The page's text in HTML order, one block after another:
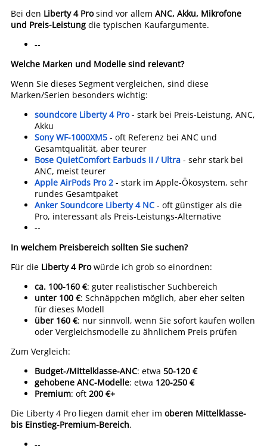
Bei den Liberty 4 Prosind vor allem ANC, Akku, Mikrofone
und Preis-Leistung die typischen Kaufargumente.
--
Welche Marken und Modelle sind relevant?
Wenn Sie dieses Segment vergleichen, sind diese
Marken/Serien besonders wichtig:
soundcore Liberty 4 Pro- stark bei Preis-Leistung, ANC,
Akku
Sony WF-1000XM5 - oft Referenz bei ANC und
Gesamtqualität, aber teurer
Bose QuietComfort Earbuds II / Ultra - sehr stark bei
ANC, meist teurer
Apple AirPods Pro 2 - stark im Apple-Ökosystem, sehr
rundes Gesamtpaket
Anker Soundcore Liberty 4 NC - oft günstiger als die
Pro, interessant als Preis-Leistungs-Alternative
--
In welchem Preisbereich sollten Sie suchen?
Für die Liberty 4 Prowürde ich grob so einordnen:
ca. 100-160 €: guter realistischer Suchbereich
unter 100 €: Schnäppchen möglich, aber eher selten
für dieses Modell
über 160 €: nur sinnvoll, wenn Sie sofort kaufen wollen
oder Vergleichsmodelle zu ähnlichem Preis prüfen
Zum Vergleich:
Budget-/Mittelklasse-ANC: etwa 50-120 €
gehobene ANC-Modelle: etwa 120-250 €
Premium: oft 200 €+
Die Liberty 4 Pro liegen damit eher im oberen Mittelklasse-
bis Einstieg-Premium-Bereich.
--